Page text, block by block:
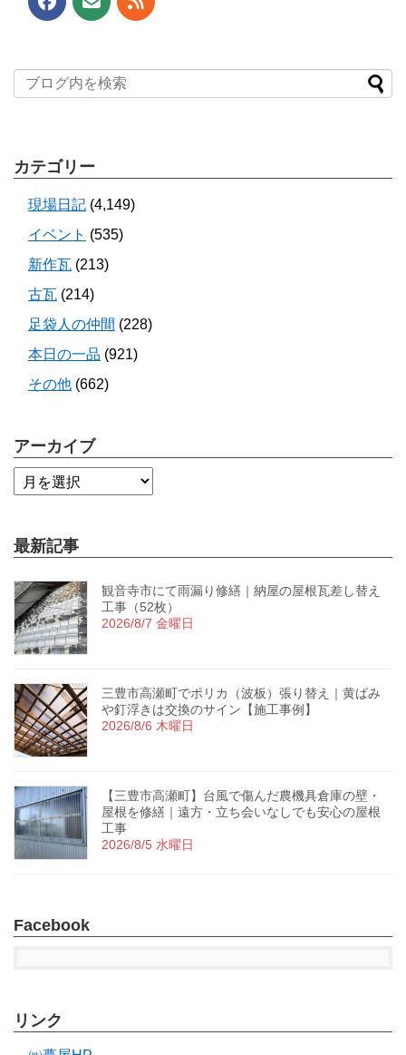
カテゴリー
現場日記 (4,149)
イベント (535)
新作瓦 (213)
古瓦 (214)
足袋人の仲間 (228)
本日の一品 (921)
その他 (662)
アーカイブ
最新記事
観音寺市にて雨漏り修繕｜納屋の屋根瓦差し替え
工事（52枚）
2026/8/7 金曜日
三豊市高瀬町でポリカ（波板）張り替え｜黄ばみ
や釘浮きは交換のサイン【施工事例】
2026/8/6 木曜日
【三豊市高瀬町】台風で傷んだ農機具倉庫の壁・
屋根を修繕｜遠方・立ち会いなしでも安心の屋根
工事
2026/8/5 水曜日
Facebook
リンク